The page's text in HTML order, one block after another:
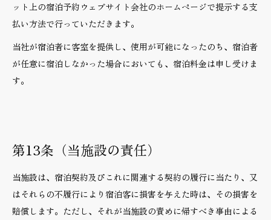
ット上の宿泊予約ウェブサイト会社のホームページで提示する支
払い方法で行っていただきます。
当社が宿泊者に客室を提供し、使用が可能になったのち、宿泊者
が任意に宿泊しなかった場合においても、宿泊料金は申し受けま
す。
第13条（当施設の責任）
当施設は、宿泊契約及びこれに関連する契約の履行に当たり、又
はそれらの不履行により宿泊客に損害を与えた時は、その損害を
賠償します。ただし、それが当施設の責めに帰すべき事由による